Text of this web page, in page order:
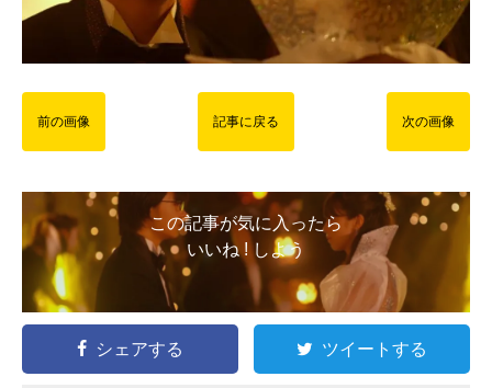
前の画像 記事に戻る 次の画像
この記事が気に入ったら
いいね ! しよう
シェアする ツイートする